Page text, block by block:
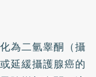
為二氫睾酮（攝
延緩攝護腺癌的